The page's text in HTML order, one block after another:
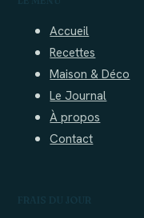
Accueil
Recettes
Maison & Déco
Le Journal
À propos
Contact